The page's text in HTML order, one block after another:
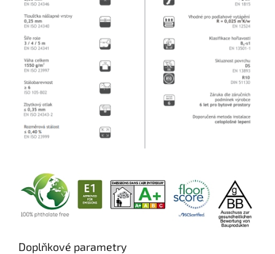
Doplňkové parametry